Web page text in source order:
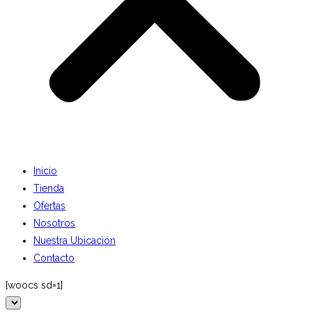
Inicio
Tienda
Ofertas
Nosotros
Nuestra Ubicación
Contacto
[woocs sd=1]